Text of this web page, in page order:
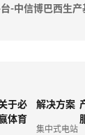
-中信博巴西生
于必
体育
解决方案
集中式电站